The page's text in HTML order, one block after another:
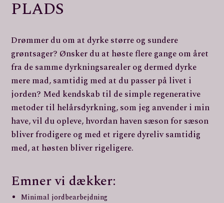
PLADS
Drømmer du om at dyrke større og sundere
grøntsager? Ønsker du at høste flere gange om året
fra de samme dyrkningsarealer og dermed dyrke
mere mad, samtidig med at du passer på livet i
jorden? Med kendskab til de simple regenerative
metoder til helårsdyrkning, som jeg anvender i min
have, vil du opleve, hvordan haven sæson for sæson
bliver frodigere og med et rigere dyreliv samtidig
med, at høsten bliver rigeligere.
Emner vi dækker:
Minimal jordbearbejdning